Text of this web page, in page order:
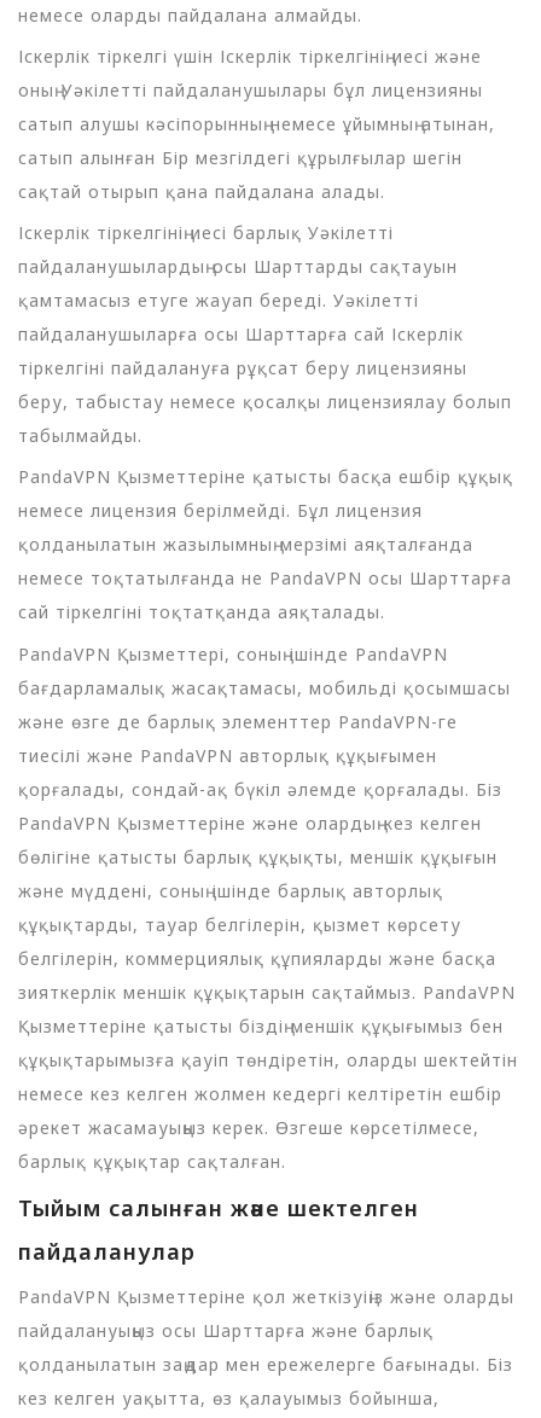
немесе оларды пайдалана алмайды.
Іскерлік тіркелгі үшін Іскерлік тіркелгінің иесі және
оның Уәкілетті пайдаланушылары бұл лицензияны
сатып алушы кәсіпорынның немесе ұйымның атынан,
сатып алынған Бір мезгілдегі құрылғылар шегін
сақтай отырып қана пайдалана алады.
Іскерлік тіркелгінің иесі барлық Уәкілетті
пайдаланушылардың осы Шарттарды сақтауын
қамтамасыз етуге жауап береді. Уәкілетті
пайдаланушыларға осы Шарттарға сай Іскерлік
тіркелгіні пайдалануға рұқсат беру лицензияны
беру, табыстау немесе қосалқы лицензиялау болып
табылмайды.
PandaVPN Қызметтеріне қатысты басқа ешбір құқық
немесе лицензия берілмейді. Бұл лицензия
қолданылатын жазылымның мерзімі аяқталғанда
немесе тоқтатылғанда не PandaVPN осы Шарттарға
сай тіркелгіні тоқтатқанда аяқталады.
PandaVPN Қызметтері, соның ішінде PandaVPN
бағдарламалық жасақтамасы, мобильді қосымшасы
және өзге де барлық элементтер PandaVPN-ге
тиесілі және PandaVPN авторлық құқығымен
қорғалады, сондай-ақ бүкіл әлемде қорғалады. Біз
PandaVPN Қызметтеріне және олардың кез келген
бөлігіне қатысты барлық құқықты, меншік құқығын
және мүддені, соның ішінде барлық авторлық
құқықтарды, тауар белгілерін, қызмет көрсету
белгілерін, коммерциялық құпияларды және басқа
зияткерлік меншік құқықтарын сақтаймыз. PandaVPN
Қызметтеріне қатысты біздің меншік құқығымыз бен
құқықтарымызға қауіп төндіретін, оларды шектейтін
немесе кез келген жолмен кедергі келтіретін ешбір
әрекет жасамауыңыз керек. Өзгеше көрсетілмесе,
барлық құқықтар сақталған.
Тыйым салынған және шектелген
пайдаланулар
PandaVPN Қызметтеріне қол жеткізуіңіз және оларды
пайдалануыңыз осы Шарттарға және барлық
қолданылатын заңдар мен ережелерге бағынады. Біз
кез келген уақытта, өз қалауымыз бойынша,